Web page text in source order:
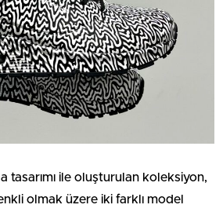
tasarımı ile oluşturulan koleksiyon,
olmak üzere iki farklı model